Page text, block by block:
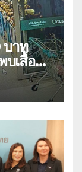
บเสื้อผ้า